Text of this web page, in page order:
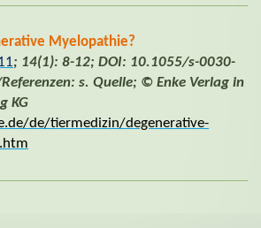
Myelopathie?
; 14(1): 8-12; DOI: 10.1055/s-0030-
s. Quelle; © Enke Verlag in
KG
de/tiermedizin/degenerative-